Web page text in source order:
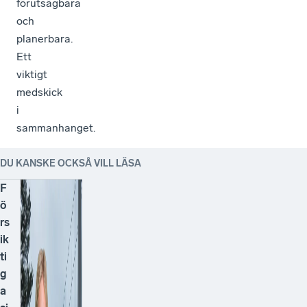
förutsägbara
och
planerbara.
Ett
viktigt
medskick
i
sammanhanget.
DU KANSKE OCKSÅ VILL LÄSA
F
ö
rs
ik
ti
g
a